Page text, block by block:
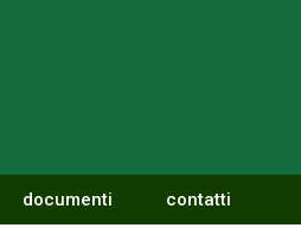
documenti contatti